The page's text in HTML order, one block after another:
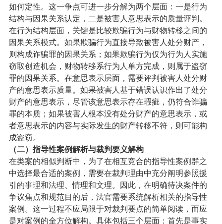
如何定性。这一争点可进一步分解为两个层面：一是行为
结构与因果关系认定，二是被害人意思表示的质量评判。
在行为结构层面，关键是比较欺骗行为与财物转移之间的
因果关系模式。如果欺骗行为直接导致被害人处分财产，
则构成诈骗罪的因果关系；如果欺骗行为仅为行为人实施
窃取创造机会，财物转移系行为人单方完成，则属于盗窃
罪的因果关系。在意思表示层面，需要评判被害人处分财
产的意思表示质量。如果被害人基于错误认识作出了处分
财产的意思表示，尽管该意思表示存在瑕疵，仍符合诈骗
罪的本质；如果被害人根本没有处分财产的意思表示，或
者意思表示的内容与实际发生的财产转移不符，则可能构
成盗窃。
（二） 指导性案例解析与裁判要义解构
在类案的相似判断中，为了在相互竞合的指导性案例群之
中选择最合适的案例，需要在裁判理由中充分阐明参照援
引的事理和法理、情理和文理。因此，在明确待决案件的
争议焦点和规范目的后，法官需要系统解析相关的指导性
案例。这一过程不应局限于对裁判要点的简单阅读，而应
是对案例的全方位解构。具体包括三个层面：首先是事实